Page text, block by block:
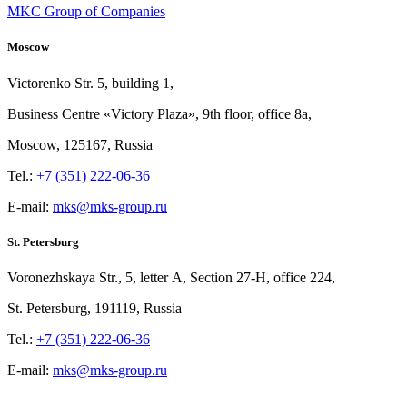
MKC Group of Companies
Moscow
Victorenko Str. 5, building 1,
Business Centre «Victory Plaza», 9th floor, office 8a,
Moscow, 125167, Russia
Tel.: +7 (351) 222-06-36
E-mail: mks@mks-group.ru
St. Petersburg
Voronezhskaya Str., 5, letter A, Section 27-Н, office 224,
St. Petersburg, 191119, Russia
Tel.: +7 (351) 222-06-36
E-mail: mks@mks-group.ru